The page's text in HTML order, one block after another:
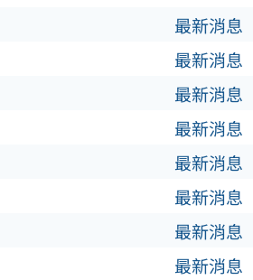
最新消息
最新消息
最新消息
最新消息
最新消息
最新消息
最新消息
最新消息